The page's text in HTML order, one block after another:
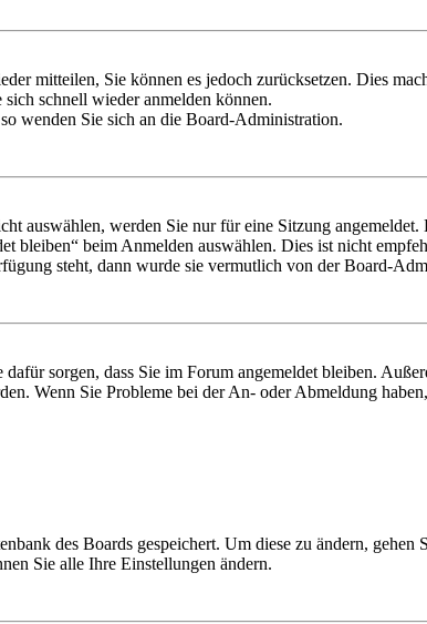
mitteilen, Sie können es jedoch zurücksetzen. Dies
schnell wieder anmelden können.
wenden Sie sich an die Board-Administration.
auswählen, werden Sie nur für eine Sitzung
bleiben“ beim Anmelden auswählen. Dies ist nicht
steht, dann wurde sie vermutlich von der Board-
sorgen, dass Sie im Forum angemeldet bleiben.
Wenn Sie Probleme bei der An- oder Abmeldung
des Boards gespeichert. Um diese zu ändern,
Sie alle Ihre Einstellungen ändern.